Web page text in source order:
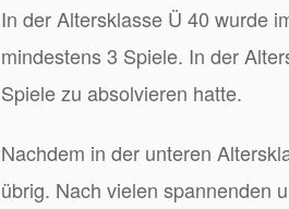
In der Altersklasse Ü 40 wurde
mindestens 3 Spiele. In der
Spiele zu absolvieren hatte.
Nachdem in der unteren
übrig. Nach vielen spannenden